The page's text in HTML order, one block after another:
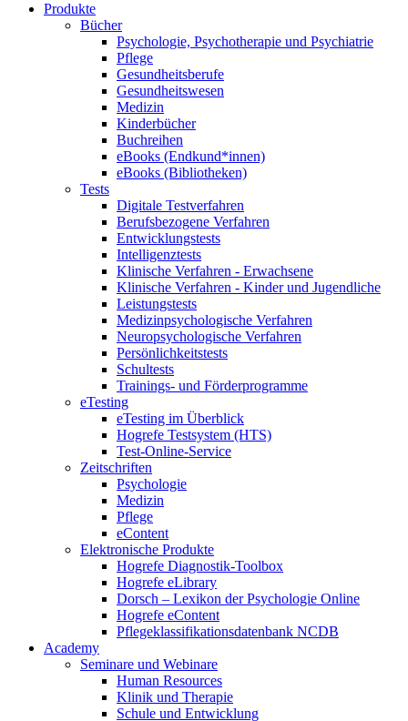
Produkte
Bücher
Psychologie, Psychotherapie und Psychiatrie
Pflege
Gesundheitsberufe
Gesundheitswesen
Medizin
Kinderbücher
Buchreihen
eBooks (Endkund*innen)
eBooks (Bibliotheken)
Tests
Digitale Testverfahren
Berufsbezogene Verfahren
Entwicklungstests
Intelligenztests
Klinische Verfahren - Erwachsene
Klinische Verfahren - Kinder und Jugendliche
Leistungstests
Medizinpsychologische Verfahren
Neuropsychologische Verfahren
Persönlichkeitstests
Schultests
Trainings- und Förderprogramme
eTesting
eTesting im Überblick
Hogrefe Testsystem (HTS)
Test-Online-Service
Zeitschriften
Psychologie
Medizin
Pflege
eContent
Elektronische Produkte
Hogrefe Diagnostik-Toolbox
Hogrefe eLibrary
Dorsch – Lexikon der Psychologie Online
Hogrefe eContent
Pflegeklassifikationsdatenbank NCDB
Academy
Seminare und Webinare
Human Resources
Klinik und Therapie
Schule und Entwicklung